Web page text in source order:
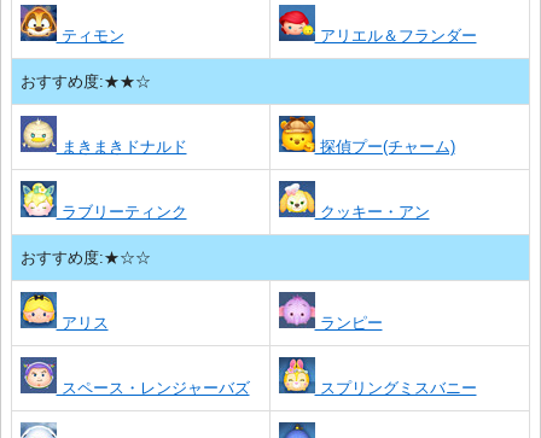
ティモン アリエル＆フランダー
おすすめ度:★★☆
まきまきドナルド 探偵プー(チャーム)
ラブリーティンク クッキー・アン
おすすめ度:★☆☆
アリス ランピー
スペース・レンジャーバズ スプリングミスバニー